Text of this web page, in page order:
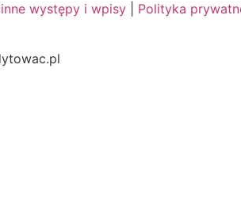
występy i wpisy Polityka